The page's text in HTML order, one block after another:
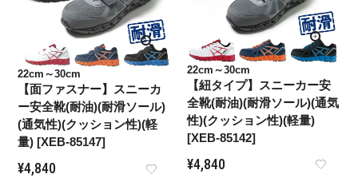
22cm～30cm
【面ファスナー】スニーカ
ー安全靴(耐油)(耐滑ソール)
(通気性)(クッション性)(軽
量) [XEB-85147]
¥4,840
22cm～30cm
【紐タイプ】スニーカー安
全靴(耐油)(耐滑ソール)(通気
性)(クッション性)(軽量)
[XEB-85142]
¥4,840